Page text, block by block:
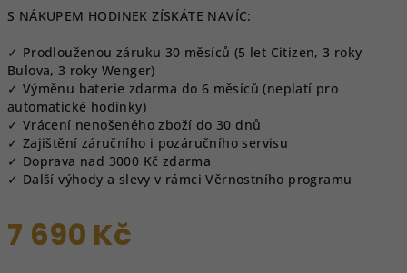
S NÁKUPEM HODINEK ZÍSKÁTE NAVÍC:
✓ Prodlouženou záruku 30 měsíců (5 let Citizen, 3 roky
Bulova, 3 roky Wenger)
✓ Výměnu baterie zdarma do 6 měsíců (neplatí pro
automatické hodinky)
✓ Vrácení nenošeného zboží do 30 dnů
✓ Zajištění záručního i pozáručního servisu
✓ Doprava nad 3000 Kč zdarma
✓ Další výhody a slevy v rámci Věrnostního programu
7 690 Kč